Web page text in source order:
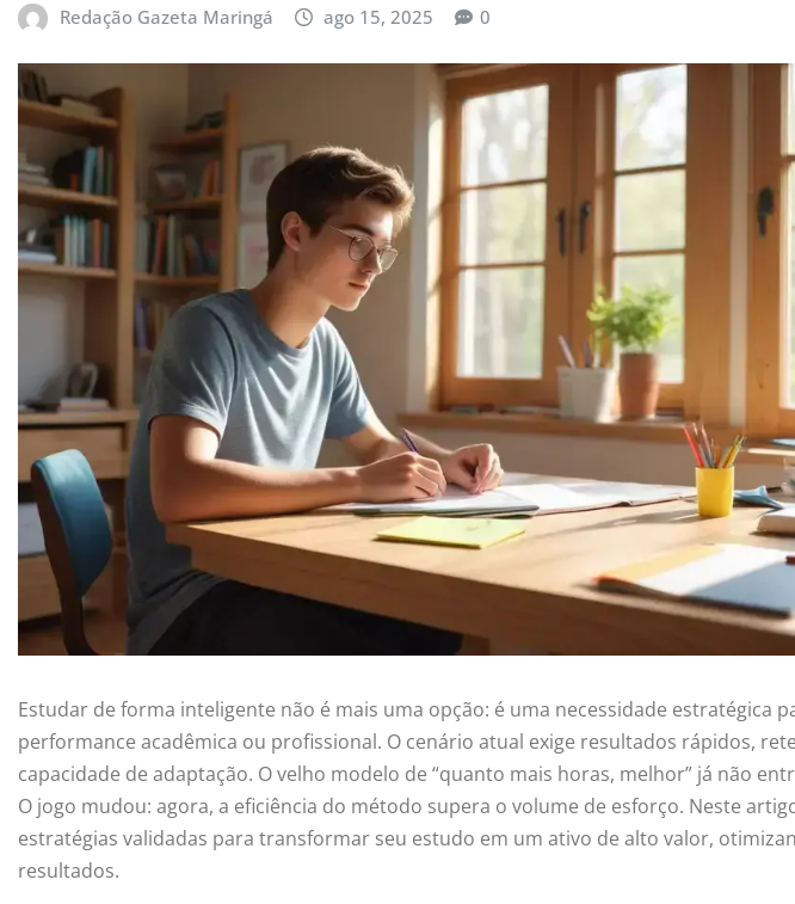
Redação Gazeta Maringá ago 15, 2025 0
Estudar de forma inteligente não é mais uma opção: é uma necessidade estratégica
performance acadêmica ou profissional. O cenário atual exige resultados rápidos,
capacidade de adaptação. O velho modelo de “quanto mais horas, melhor” já não
O jogo mudou: agora, a eficiência do método supera o volume de esforço. Neste
estratégias validadas para transformar seu estudo em um ativo de alto valor,
resultados.